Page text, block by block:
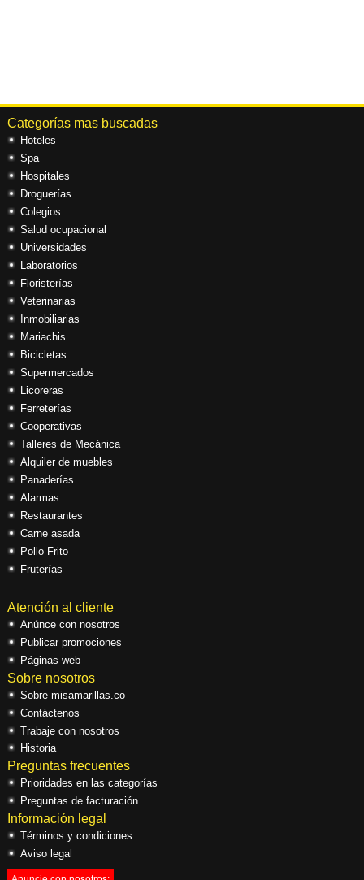
Categorías mas buscadas
Hoteles
Spa
Hospitales
Droguerías
Colegios
Salud ocupacional
Universidades
Laboratorios
Floristerías
Veterinarias
Inmobiliarias
Mariachis
Bicicletas
Supermercados
Licoreras
Ferreterías
Cooperativas
Talleres de Mecánica
Alquiler de muebles
Panaderías
Alarmas
Restaurantes
Carne asada
Pollo Frito
Fruterías
Atención al cliente
Anúnce con nosotros
Publicar promociones
Páginas web
Sobre nosotros
Sobre misamarillas.co
Contáctenos
Trabaje con nosotros
Historia
Preguntas frecuentes
Prioridades en las categorías
Preguntas de facturación
Información legal
Términos y condiciones
Aviso legal